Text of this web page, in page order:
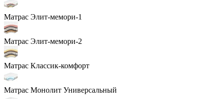
Матрас Элит-мемори-1
Матрас Элит-мемори-2
Матрас Классик-комфорт
Матрас Монолит Универсальный